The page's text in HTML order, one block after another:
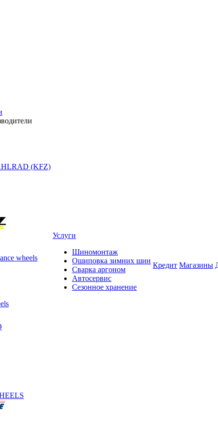
(KFZ)
wheels
Услуги
Шиномонтаж
Ошиповка зимних шин
Сварка аргоном
Автосервис
Сезонное хранение
Кредит Магазины